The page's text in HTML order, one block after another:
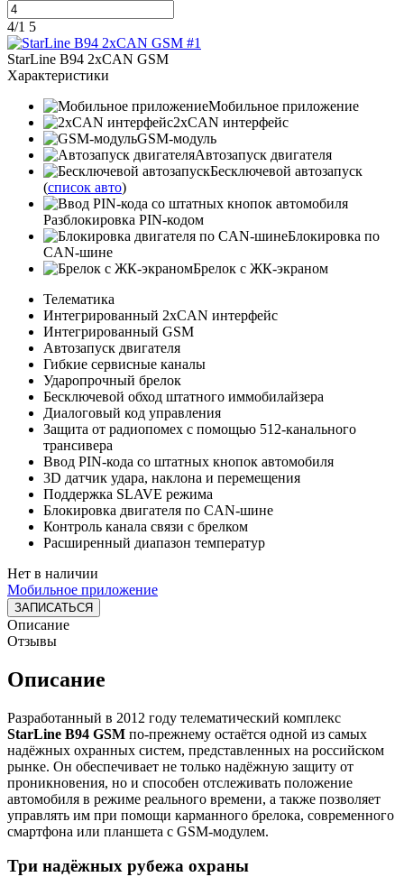
4/1 5
StarLine B94 2xCAN GSM
Характеристики
Мобильное приложение
2xCAN интерфейс
GSM-модуль
Автозапуск двигателя
Бесключевой автозапуск
(список авто)
Разблокировка PIN-кодом
Блокировка по
CAN-шине
Брелок с ЖК-экраном
Телематика
Интегрированный 2xCAN интерфейс
Интегрированный GSM
Автозапуск двигателя
Гибкие сервисные каналы
Ударопрочный брелок
Бесключевой обход штатного иммобилайзера
Диалоговый код управления
Защита от радиопомех с помощью 512-канального
трансивера
Ввод PIN-кода со штатных кнопок автомобиля
3D датчик удара, наклона и перемещения
Поддержка SLAVE режима
Блокировка двигателя по CAN-шине
Контроль канала связи с брелком
Расширенный диапазон температур
Нет в наличии
Мобильное приложение
ЗАПИСАТЬСЯ
Описание
Отзывы
Описание
Разработанный в 2012 году телематический комплекс
StarLine B94 GSM по-прежнему остаётся одной из самых
надёжных охранных систем, представленных на российском
рынке. Он обеспечивает не только надёжную защиту от
проникновения, но и способен отслеживать положение
автомобиля в режиме реального времени, а также позволяет
управлять им при помощи карманного брелока, современного
смартфона или планшета с GSM-модулем.
Три надёжных рубежа охраны